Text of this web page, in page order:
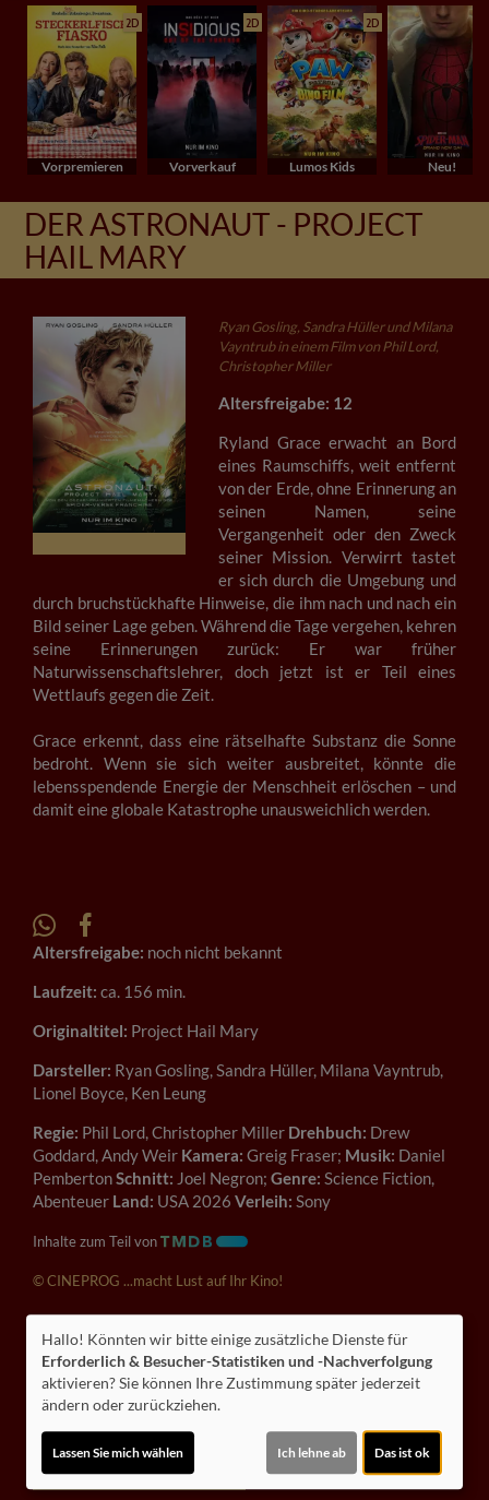
2D
Vorpremieren
2D
Vorverkauf
2D
Lumos Kids Neu!
DER ASTRONAUT - PROJECT
HAIL MARY
Ryan Gosling, Sandra Hüller und Milana
Vayntrub in einem Film von Phil Lord,
Christopher Miller
Altersfreigabe: 12
Ryland Grace erwacht an Bord
eines Raumschiffs, weit entfernt
von der Erde, ohne Erinnerung an
seinen Namen, seine
Vergangenheit oder den Zweck
seiner Mission. Verwirrt tastet
er sich durch die Umgebung und
durch bruchstückhafte Hinweise, die ihm nach und nach ein
Bild seiner Lage geben. Während die Tage vergehen, kehren
seine Erinnerungen zurück: Er war früher
Naturwissenschaftslehrer, doch jetzt ist er Teil eines
Wettlaufs gegen die Zeit.
Grace erkennt, dass eine rätselhafte Substanz die Sonne
bedroht. Wenn sie sich weiter ausbreitet, könnte die
lebensspendende Energie der Menschheit erlöschen – und
damit eine globale Katastrophe unausweichlich werden.
Altersfreigabe: noch nicht bekannt
Laufzeit: ca. 156 min.
Originaltitel: Project Hail Mary
Darsteller: Ryan Gosling, Sandra Hüller, Milana Vayntrub,
Lionel Boyce, Ken Leung
Regie: Phil Lord, Christopher Miller Drehbuch: Drew
Goddard, Andy Weir Kamera: Greig Fraser; Musik: Daniel
PembertonSchnitt: Joel Negron; Genre: Science Fiction,
Abenteuer Land: USA 2026 Verleih: Sony
Inhalte zum Teil von
© CINEPROG ...macht Lust auf Ihr Kino!
Möchten Sie vonYoutube (Trailer ansehen)bereitgestellte
externe Inhalte laden?
Trailer 3 | Trailer-FSK: 6
Hallo! Könnten wir bitte einige zusätzliche Dienste für
Erforderlich & Besucher-Statistiken und -Nachverfolgung
aktivieren? Sie können Ihre Zustimmung später jederzeit
ändern oder zurückziehen.
Lassen Sie mich wählen Ich lehne ab Das ist ok